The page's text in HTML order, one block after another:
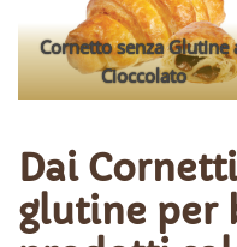
Cornetto senza Glutine
Cioccolato
Dai
glutine per